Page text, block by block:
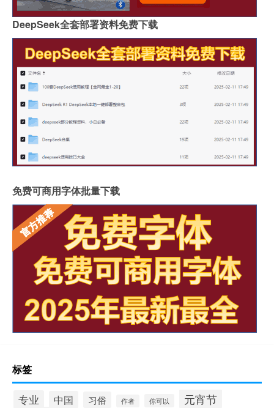
DeepSeek全套部署资料免费下载
免费可商用字体批量下载
标签
专业 中国 习俗 作者 你可以 元宵节